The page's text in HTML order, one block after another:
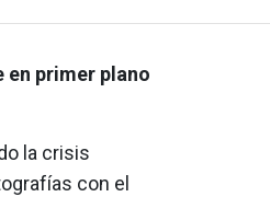
en primer plano
la crisis
con el